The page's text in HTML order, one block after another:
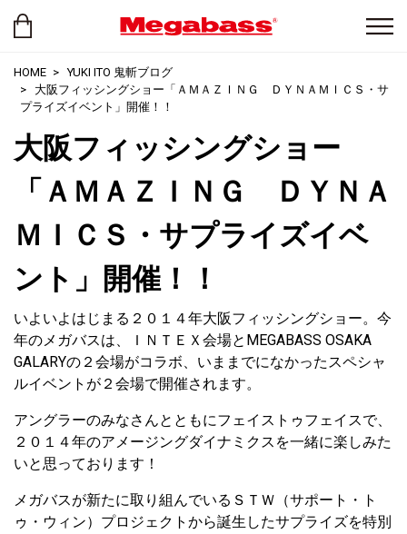
HOME
YUKI ITO 鬼斬ブログ
大阪フィッシングショー「ＡＭＡＺＩＮＧ ＤＹＮＡＭＩＣＳ・サ
プライズイベント」開催！！
大阪フィッシングショー
「ＡＭＡＺＩＮＧ ＤＹＮＡ
ＭＩＣＳ・サプライズイベ
ント」開催！！
いよいよはじまる２０１４年大阪フィッシングショー。今
年のメガバスは、ＩＮＴＥＸ会場とMEGABASS OSAKA
GALARYの２会場がコラボ、いままでになかったスペシャ
ルイベントが２会場で開催されます。
アングラーのみなさんとともにフェイストゥフェイスで、
２０１４年のアメージングダイナミクスを一緒に楽しみた
いと思っております！
メガバスが新たに取り組んでいるＳＴＷ（サポート・ト
ゥ・ウィン）プロジェクトから誕生したサプライズを特別